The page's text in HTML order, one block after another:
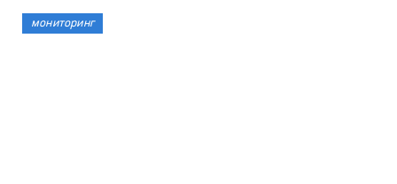
мониторинг